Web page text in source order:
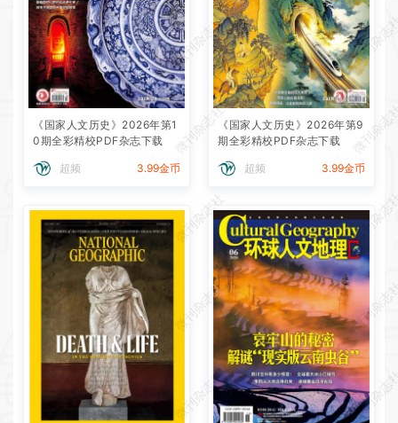
《国家人文历史》2026年第1
0期全彩精校PDF杂志下载
超频 3.99金币
《国家人文历史》2026年第9
期全彩精校PDF杂志下载
超频 3.99金币
微刊杂志社
微刊杂
微刊杂志社
微刊杂
微刊杂志社
微刊杂
微刊杂志社
微刊杂
微刊杂志社
微刊杂